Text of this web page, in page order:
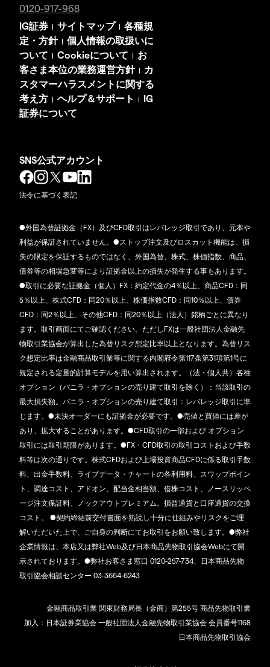
0120-917-968
IG証券 | サイトマップ | 各種規
定・方針| 個人情報の取扱いに
ついて | Cookieについて | お
客さま本位の業務運営方針|
カ
スタマーハラスメントに関する
考え方 | ヘルプ＆サポート | IG
証券について
SNS公式アカウント
法令に基づく表記
●外国為替証拠金（FX）及びCFD取引はレバレッジ取引であり、元本や
利益が保証されていません。●ストップ注文及びロスカット機能は、損
失の限定を保証するものではなく、外国為替、株式、株価指数、商品、
債券等の相場急変等により証拠金以上の損失が発生する事もあります。
●取引に必要な証拠金（個人）FX：約定代金の4％以上、商品CFD：同
5％以上、株式CFD：同20％以上、株価指数CFD：同10％以上、債券
CFD：同2％以上、その他CFD：同20％以上（法人）銘柄ごとに異なり
ます。取引画面にてご確認ください。ただしFXは一般社団法人金融先
物取引業協会が算出した為替リスク想定比率以上となります。為替リス
ク想定比率は金融商品取引業等に関する内閣府令第117条第31項第1号に
規定される定量的計算モデルを用い算出されます。（法・個人共）各種
オプション（バニラ・オプションの売り建て取引を除く）：当該取引の
最大損失額。バニラ・オプションの売り建て取引：レバレッジ取引に準
じます。●未決オーダーにも証拠金が必要です。●売値と買値には差が
あり、拡大することがあります。●CFD取引の一部および オプション
取引には取引期限があります。●FX・CFD取引の取引コストおよび手数
料等は次の通りです。株式CFDおよび上場投資商品CFDに係る取引手数
料、出金手数料、ライブデータ・チャートの各利用料、スワップポイン
ト、調達コスト、アドオン、配当金相当額、借株コスト、ノースリッペ
ージ注文保証料、ノックアウトプレミアム。損益通貨と口座通貨の交換
コスト。 ●契約締結前交付書面を熟読し十分に仕組みやリスクをご理
解いただいた上で、ご自身の判断にてお取引をお願い致します。●弊社
企業情報は、本店又は弊社Web及び日本商品先物取引協会Webにて開
示されております。●弊社お客さま窓口 0120-257-734、日本商品先物
取引協会相談センター 03-3664-6243
金融商品取引業 関東財務局長（金商）第255号 商品先物取引業
加入：日本証券業協会 一般社団法人金融先物取引業協会 会員番号1168
日本商品先物取引協会